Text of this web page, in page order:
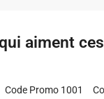
aiment ces
Code Promo 1001